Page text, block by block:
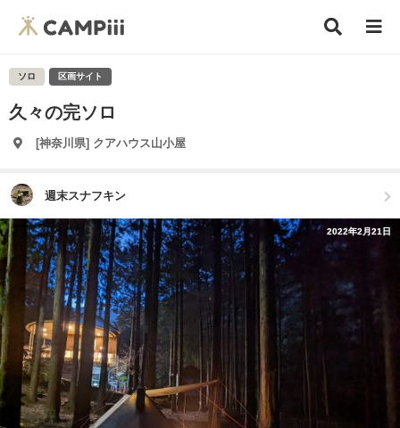
ソロ 区画サイト
久々の完ソロ
[神奈川県] クアハウス山小屋
週末スナフキン
2022年2月21日